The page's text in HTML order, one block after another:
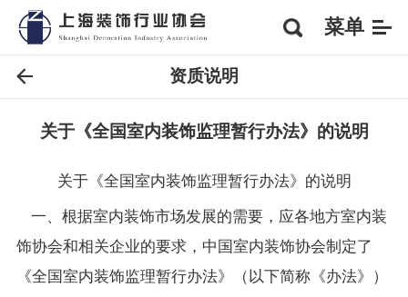
菜单
资质说明
关于《全国室内装饰监理暂行办法》的说明
关于《全国室内装饰监理暂行办法》的说明
一、根据室内装饰市场发展的需要，应各地方室内装
饰协会和相关企业的要求，中国室内装饰协会制定了
《全国室内装饰监理暂行办法》（以下简称《办法》）